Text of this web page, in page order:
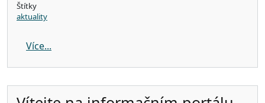
Štítky
aktuality
Více...